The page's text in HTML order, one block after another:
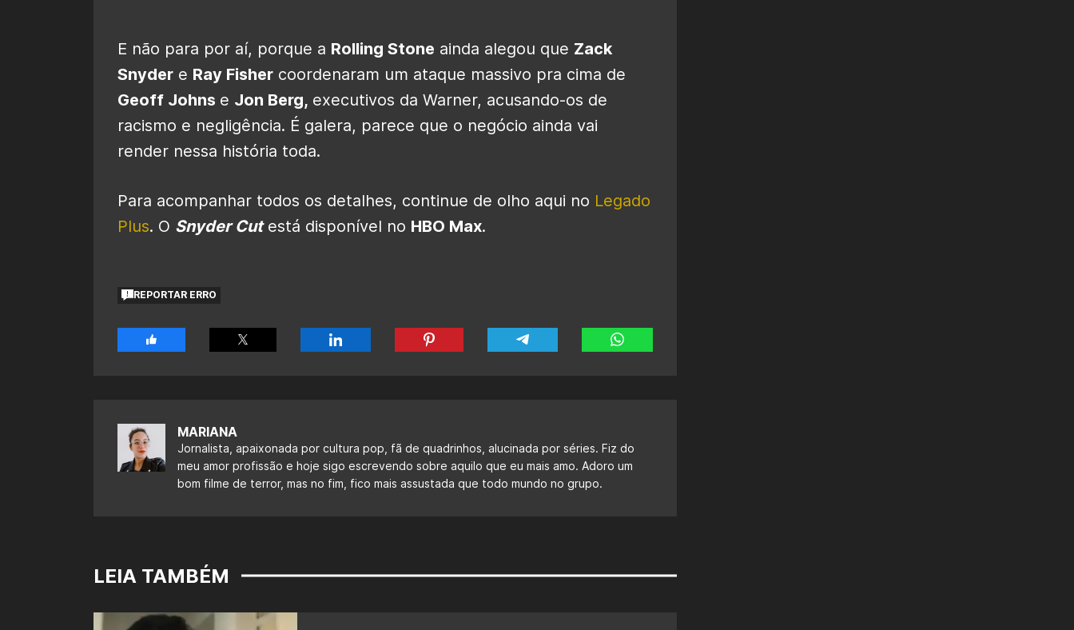
E não para por aí, porque a Rolling Stone ainda alegou que Zack
Snyder e Ray Fisher coordenaram um ataque massivo pra cima de
Geoff Johns e Jon Berg, executivos da Warner, acusando-os de
racismo e negligência. É galera, parece que o negócio ainda vai
render nessa história toda.
Para acompanhar todos os detalhes, continue de olho aqui no Legado
Plus. O Snyder Cutestá disponível no HBO Max.
REPORTAR ERRO
MARIANA
Jornalista, apaixonada por cultura pop, fã de quadrinhos, alucinada por séries. Fiz do
meu amor profissão e hoje sigo escrevendo sobre aquilo que eu mais amo. Adoro um
bom filme de terror, mas no fim, fico mais assustada que todo mundo no grupo.
LEIA TAMBÉM